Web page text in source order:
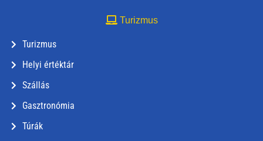
Turizmus
Turizmus
Helyi értéktár
Szállás
Gasztronómia
Túrák